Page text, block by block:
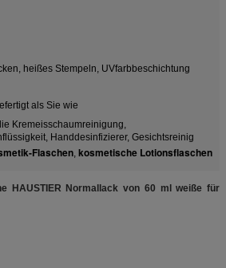
heißes Stempeln, UVfarbbeschichtung
als Sie wie
Kremeisschaumreinigung,
Handdesinfizierer, Gesichtsreinig
Flaschen, kosmetische Lotionsflaschen
HAUSTIER Normallack von 60 ml weiße für